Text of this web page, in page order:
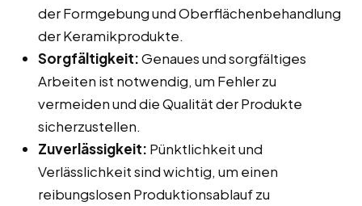
der Formgebung und Oberflächenbehandlung
der Keramikprodukte.
Sorgfältigkeit:Genaues und sorgfältiges
Arbeiten ist notwendig, um Fehler zu
vermeiden und die Qualität der Produkte
sicherzustellen.
Zuverlässigkeit: Pünktlichkeit und
Verlässlichkeit sind wichtig, um einen
reibungslosen Produktionsablauf zu